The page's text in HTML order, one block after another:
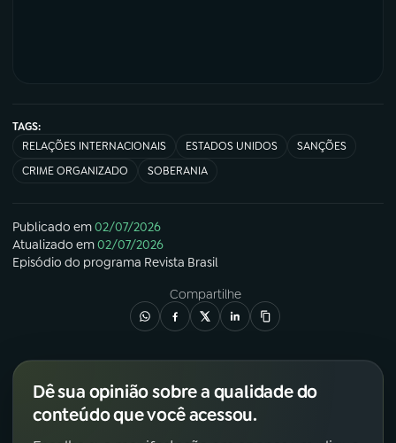
TAGS:
RELAÇÕES INTERNACIONAIS
ESTADOS UNIDOS
SANÇÕES
CRIME ORGANIZADO
SOBERANIA
Publicado em02/07/2026
Atualizado em02/07/2026
Episódio do programa Revista Brasil
Compartilhe
Dê sua opinião sobre a qualidade do
conteúdo que você acessou.